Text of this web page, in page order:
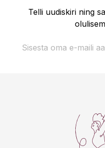
Telli uudiskiri ning